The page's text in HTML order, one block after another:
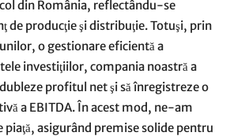
din România, reflectându-se
de producţie şi distribuţie. Totuşi, prin
o gestionare eficientă a
investiţiilor, compania noastră a
profitul net şi să înregistreze o
a EBITDA. În acest mod, ne-am
piaţă, asigurând premise solide pentru